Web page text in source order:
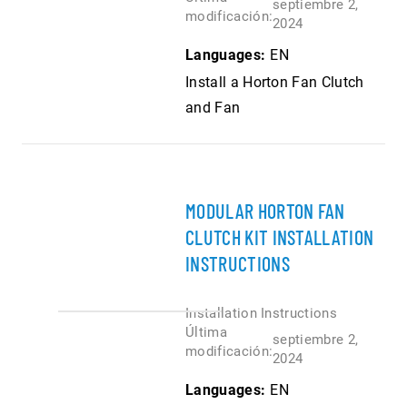
modificación:
septiembre 2,
2024
Languages: EN
Install a Horton Fan Clutch
and Fan
MODULAR HORTON FAN
CLUTCH KIT INSTALLATION
INSTRUCTIONS
Installation Instructions
Última
modificación:
septiembre 2,
2024
Languages: EN